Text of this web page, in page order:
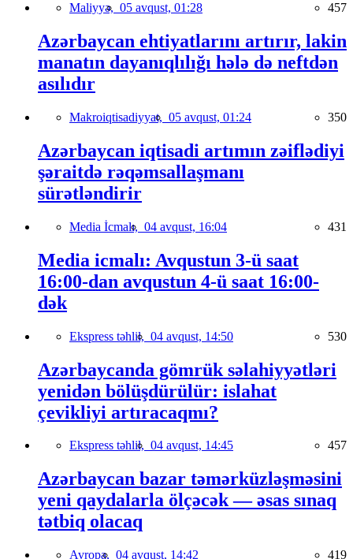
Maliyyə, 05 avqust, 01:28 457
Azərbaycan ehtiyatlarını artırır, lakin
manatın dayanıqlılığı hələ də neftdən
asılıdır
Makroiqtisadiyyat, 05 avqust, 01:24 350
Azərbaycan iqtisadi artımın zəiflədiyi
şəraitdə rəqəmsallaşmanı
sürətləndirir
Media İcmalı, 04 avqust, 16:04 431
Media icmalı: Avqustun 3-ü saat
16:00-dan avqustun 4-ü saat 16:00-
dək
Ekspress təhlil, 04 avqust, 14:50 530
Azərbaycanda gömrük səlahiyyətləri
yenidən bölüşdürülür: islahat
çevikliyi artıracaqmı?
Ekspress təhlil, 04 avqust, 14:45 457
Azərbaycan bazar təmərküzləşməsini
yeni qaydalarla ölçəcək — əsas sınaq
tətbiq olacaq
Avropa, 04 avqust, 14:42 419